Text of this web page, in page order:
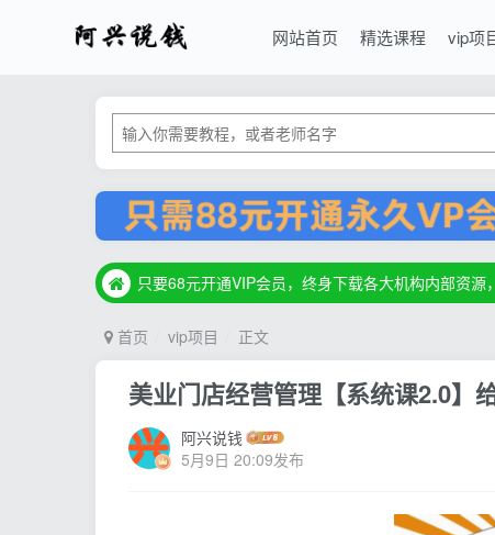
网站首页 精选课程 vip项
只要68元开通VIP会员，终身下载各大机构内部资
只要68元开通VIP会员，终身下载各大机构内部资
只要68元开通VIP会员，终身下载各大机构内部资
首页 vip项目 正文
美业门店经营管理【系统课2.0】
阿兴说钱
5月9日 20:09发布